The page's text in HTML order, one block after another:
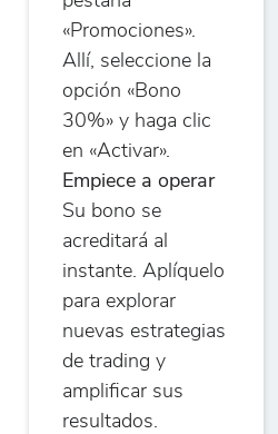
«Promociones».
Allí, seleccione la
opción «Bono
30%» y haga clic
en «Activar».
Empiece a operar
Su bono se
acreditará al
instante. Aplíquelo
para explorar
nuevas estrategias
de trading y
amplificar sus
resultados.